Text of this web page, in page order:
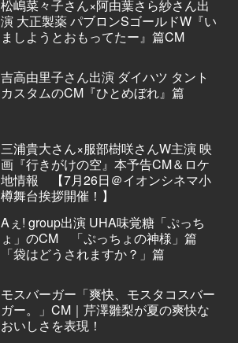
松嶋菜々子さん×阿由葉さら紗さん出
演 大正製薬 パブロンSゴールドW『い
ましようとおもってたー』篇CM
吉高由里子さん出演 ダイハツ タント
カスタムのCM『ひとめぼれ』篇
三浦貴大さん×服部樹咲さんW主演 映
画『行きがけの空』本予告CM＆ロケ
地情報 【7月26日＠イオンシネマ小
樽舞台挨拶開催！】
Aぇ! group出演 UHA味覚糖「ぷっち
ょ」のCM 「ぷっちょの神様」篇
「袋はどうされますか？」篇
モスバーガー「爽快、モスタコスバー
ガー。」CM｜芹澤雛梨が夏の爽快な
おいしさを表現！